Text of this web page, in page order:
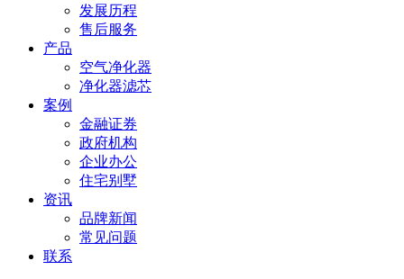
发展历程
售后服务
产品
空气净化器
净化器滤芯
案例
金融证券
政府机构
企业办公
住宅别墅
资讯
品牌新闻
常见问题
联系